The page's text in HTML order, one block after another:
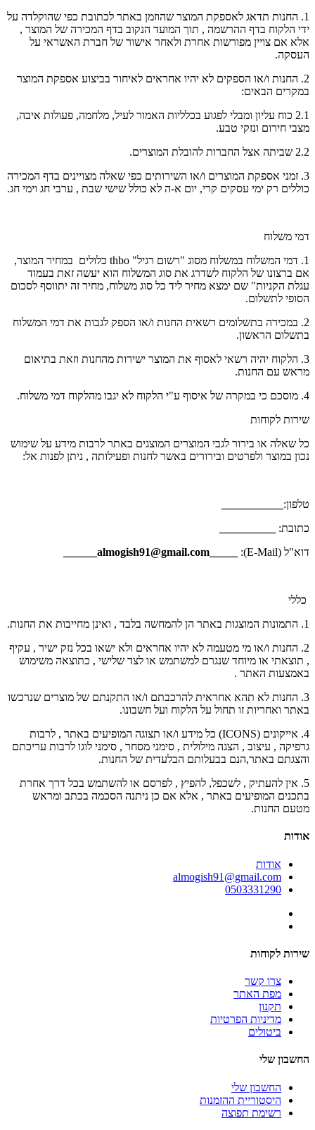
1. החנות תדאג לאספקת המוצר שהוזמן באתר לכתובת כפי שהוקלדה על
ידי הלקוח בדף ההרשמה , תוך המועד הנקוב בדף המכירה של המוצר ,
אלא אם צויין מפורשות אחרת ולאחר אישור של חברת האשראי על
העסקה.
2. החנות ו/או הספקים לא יהיו אחראים לאיחור בביצוע אספקת המוצר
במקרים הבאים:
2.1 כוח עליון ומבלי לפגוע בכלליות האמור לעיל, מלחמה, פעולות איבה,
מצבי חירום ונזקי טבע.
2.2 שביתה אצל החברות להובלת המוצרים.
3. זמני אספקת המוצרים ו/או השירותים כפי שאלה מצויינים בדף המכירה
כוללים רק ימי עסקים קרי, יום א-ה לא כולל שישי שבת , ערבי חג וימי חג.
דמי משלוח
1. דמי המשלוח במשלוח מסוג "רשום רגיל" thbo כלולים במחיר המוצר,
אם ברצונו של הלקוח לשדרג את סוג המשלוח הוא יעשה זאת בעמוד
עגלת הקניות" שם ימצא מחיר ליד כל סוג משלוח, מחיר זה יתווסף לסכום
הסופי לתשלום.
2. במכירה בתשלומים רשאית החנות ו/או הספק לגבות את דמי המשלוח
בתשלום הראשון.
3. הלקוח יהיה רשאי לאסוף את המוצר ישירות מהחנות וזאת בתיאום
מראש עם החנות.
4. מוסכם כי במקרה של איסוף ע"י הלקוח לא יגבו מהלקוח דמי משלוח.
שירות לקוחות
כל שאלה או בירור לגבי המוצרים המוצגים באתר לרבות מידע על שימוש
נכון במוצר ולפרטים ובירורים באשר לחנות ופעילותה , ניתן לפנות אל:
טלפון:
כתובת:
דוא"ל (E-Mail):
כללי
1. התמונות המוצגות באתר הן להמחשה בלבד , ואינן מחייבות את החנות.
2. החנות ו/או מי מטעמה לא יהיו אחראים ולא ישאו בכל נזק ישיר , עקיף
, תוצאתי או מיוחד שנגרם למשתמש או לצד שלישי , כתוצאה משימוש
באמצעות האתר .
3. החנות לא תהא אחראית להרכבתם ו/או התקנתם של מוצרים שנרכשו
באתר ואחריות זו תחול על הלקוח ועל חשבונו.
4. אייקונים (ICONS) כל מידע ו/או תצוגה המופיעים באתר , לרבות
גרפיקה , עיצוב , הצגה מילולית , סימני מסחר , סימני לוגו לרבות עריכתם
והצגתם באתר,הנם בבעלותם הבלעדית של החנות.
5. אין להעתיק , לשכפל, להפיץ , לפרסם או להשתמש בכל דרך אחרת
בתכנים המופיעים באתר , אלא אם כן ניתנה הסכמה בכתב ומראש
מטעם החנות.
אודות
אודות
almogish91@gmail.com
0503331290
שירות לקוחות
צרו קשר
מפת האתר
תקנון
מדיניות הפרטיות
ביטולים
החשבון שלי
החשבון שלי
היסטוריית ההזמנות
רשימת תפוצה